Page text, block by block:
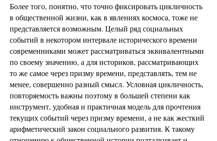
Более того, понятно, что точно фиксировать цикличность
в общественной жизни, как в явлениях космоса, тоже не
представляется возможным. Целый ряд социальных
событий в некотором интервале исторического времени
современниками может рассматриваться эквивалентными
по своему значению, а для историков, рассматривающих
то же самое через призму времени, представлять, тем не
менее, совершенно разный смысл. Условная цикличность,
повторяемость важны поэтому в большей степени как
инструмент, удобная и практичная модель для прочтения
текущих событий через призму времени, а не как жесткий
арифметический закон социального развития. К такому